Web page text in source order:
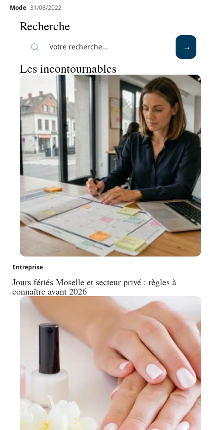
Mode 31/08/2022
Recherche
Les incontournables
Entreprise
Jours fériés Moselle et secteur privé : règles à
connaître avant 2026